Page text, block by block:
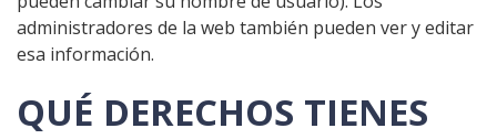
administradores de la web también pueden ver y editar
esa información.
QUÉ DERECHOS TIENES